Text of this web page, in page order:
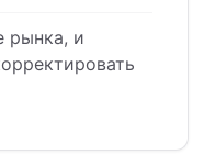
рынка, и